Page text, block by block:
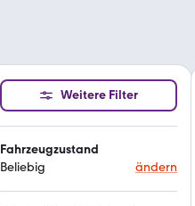
Weitere Filter
Fahrzeugzustand
Beliebig
ändern